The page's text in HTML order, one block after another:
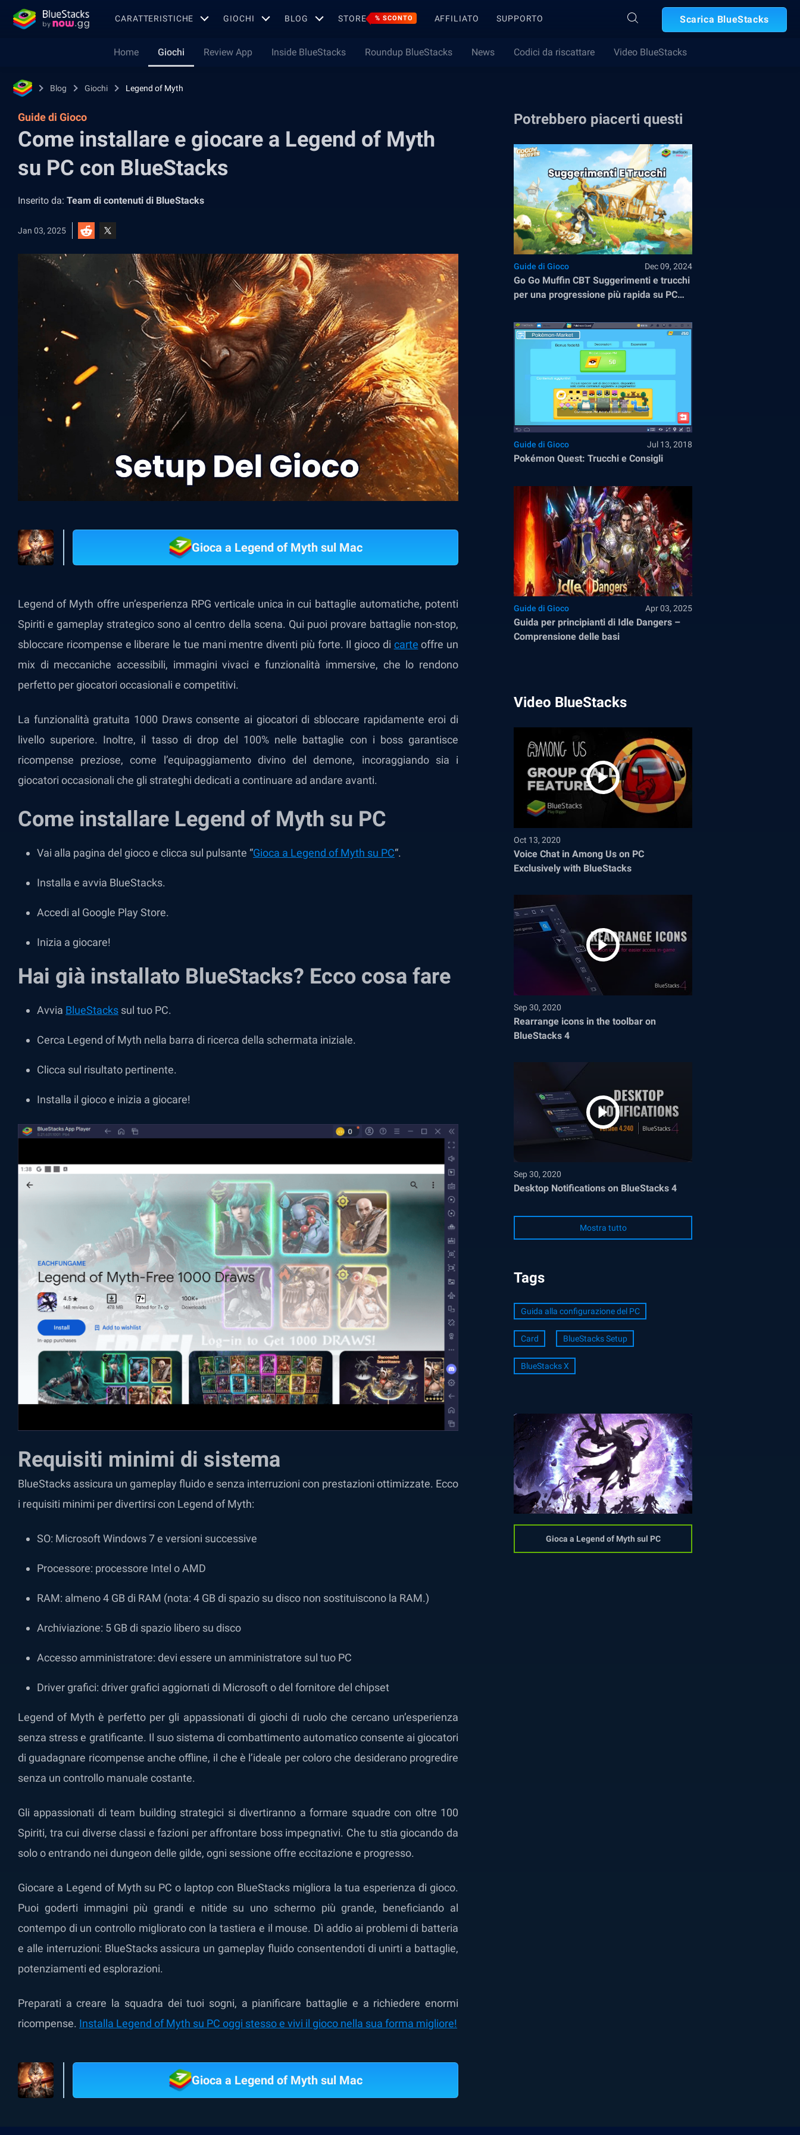
CARATTERISTICHE GIOCHI BLOG STORE % SCONTO AFFILIATO SUPPORTO Scarica BlueStacks
Home Giochi Review App Inside BlueStacks Roundup BlueStacks News Codici da riscattare Video BlueStacks
Blog Giochi Legend of Myth
Guide di Gioco
Come installare e giocare a Legend of Myth
su PC con BlueStacks
Inserito da: Team di contenuti di BlueStacks
Jan 03, 2025
Gioca a Legend of Myth sul Mac
Legend of Myth offre un’esperienza RPG verticale unica in cui battaglie automatiche, potenti
Spiriti e gameplay strategico sono al centro della scena. Qui puoi provare battaglie non-stop,
sbloccare ricompense e liberare le tue mani mentre diventi più forte. Il gioco di carte offre un
mix di meccaniche accessibili, immagini vivaci e funzionalità immersive, che lo rendono
perfetto per giocatori occasionali e competitivi.
La funzionalità gratuita 1000 Draws consente ai giocatori di sbloccare rapidamente eroi di
livello superiore. Inoltre, il tasso di drop del 100% nelle battaglie con i boss garantisce
ricompense preziose, come l’equipaggiamento divino del demone, incoraggiando sia i
giocatori occasionali che gli strateghi dedicati a continuare ad andare avanti.
Come installare Legend of Myth su PC
Vai alla pagina del gioco e clicca sul pulsante “Gioca a Legend of Myth su PC“.
Installa e avvia BlueStacks.
Accedi al Google Play Store.
Inizia a giocare!
Hai già installato BlueStacks? Ecco cosa fare
Avvia BlueStacks sul tuo PC.
Cerca Legend of Myth nella barra di ricerca della schermata iniziale.
Clicca sul risultato pertinente.
Installa il gioco e inizia a giocare!
Requisiti minimi di sistema
BlueStacks assicura un gameplay fluido e senza interruzioni con prestazioni ottimizzate. Ecco
i requisiti minimi per divertirsi con Legend of Myth:
SO: Microsoft Windows 7 e versioni successive
Processore: processore Intel o AMD
RAM: almeno 4 GB di RAM (nota: 4 GB di spazio su disco non sostituiscono la RAM.)
Archiviazione: 5 GB di spazio libero su disco
Accesso amministratore: devi essere un amministratore sul tuo PC
Driver grafici: driver grafici aggiornati di Microsoft o del fornitore del chipset
Legend of Myth è perfetto per gli appassionati di giochi di ruolo che cercano un’esperienza
senza stress e gratificante. Il suo sistema di combattimento automatico consente ai giocatori
di guadagnare ricompense anche offline, il che è l’ideale per coloro che desiderano progredire
senza un controllo manuale costante.
Gli appassionati di team building strategici si divertiranno a formare squadre con oltre 100
Spiriti, tra cui diverse classi e fazioni per affrontare boss impegnativi. Che tu stia giocando da
solo o entrando nei dungeon delle gilde, ogni sessione offre eccitazione e progresso.
Giocare a Legend of Myth su PC o laptop con BlueStacks migliora la tua esperienza di gioco.
Puoi goderti immagini più grandi e nitide su uno schermo più grande, beneficiando al
contempo di un controllo migliorato con la tastiera e il mouse. Dì addio ai problemi di batteria
e alle interruzioni: BlueStacks assicura un gameplay fluido consentendoti di unirti a battaglie,
potenziamenti ed esplorazioni.
Preparati a creare la squadra dei tuoi sogni, a pianificare battaglie e a richiedere enormi
ricompense. Installa Legend of Myth su PC oggi stesso e vivi il gioco nella sua forma migliore!
Gioca a Legend of Myth sul Mac
Potrebbero piacerti questi
Guide di Gioco Dec 09, 2024
Go Go Muffin CBT Suggerimenti e trucchi
per una progressione più rapida su PC
Guide di Gioco Jul 13, 2018
Pokémon Quest: Trucchi e Consigli
Guide di Gioco Apr 03, 2025
Guida per principianti di Idle Dangers –
Comprensione delle basi
Video BlueStacks
Oct 13, 2020
Voice Chat in Among Us on PC
Exclusively with BlueStacks
Sep 30, 2020
Rearrange icons in the toolbar on
BlueStacks 4
Sep 30, 2020
Desktop Notifications on BlueStacks 4
Mostra tutto
Tags
Guida alla configurazione del PC
Card BlueStacks Setup
BlueStacks X
Gioca a Legend of Myth sul PC